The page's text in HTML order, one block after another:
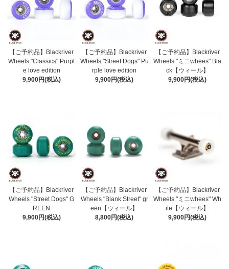
【ご予約品】Blackriver
Wheels "Classics" Purpl
e love edition
9,900円(税込)
【ご予約品】Blackriver
Wheels "Street Dogs" Pu
rple love edition
9,900円(税込)
【ご予約品】Blackriver
Wheels "ミニwhees" Bla
ck【ウィール】
9,900円(税込)
【ご予約品】Blackriver
Wheels "Street Dogs" G
REEN
9,900円(税込)
【ご予約品】Blackriver
Wheels "Blank Street" gr
een【ウィール】
8,800円(税込)
【ご予約品】Blackriver
Wheels "ミニwhees" Wh
ite【ウィール】
9,900円(税込)